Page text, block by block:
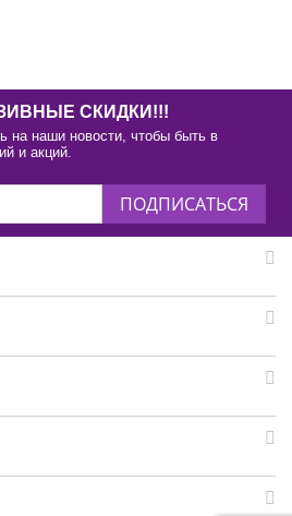
СКИДКИ!!!
на наши новости, чтобы быть в
и акций.